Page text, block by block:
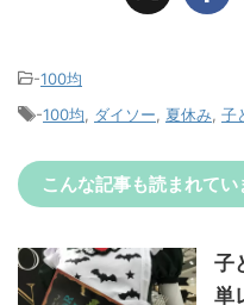
-100均
-100均, ダイソー, 夏休み, 子
こんな記事も読まれてい
子
単